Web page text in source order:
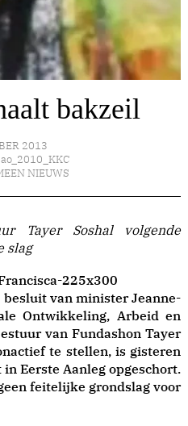
bakzeil
2013
NIEUWS
slag
van minister Jeanne-
Ontwikkeling, Arbeid en
van Fundashon Tayer
te stellen, is gisteren
Eerste Aanleg opgeschort.
feitelijke grondslag voor